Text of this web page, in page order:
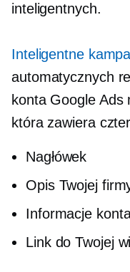
inteligentnych.
Inteligentne
automatycznych
konta Google
która zawiera
Nagłówek
Opis Twojej
Informacje
Link do Twojej